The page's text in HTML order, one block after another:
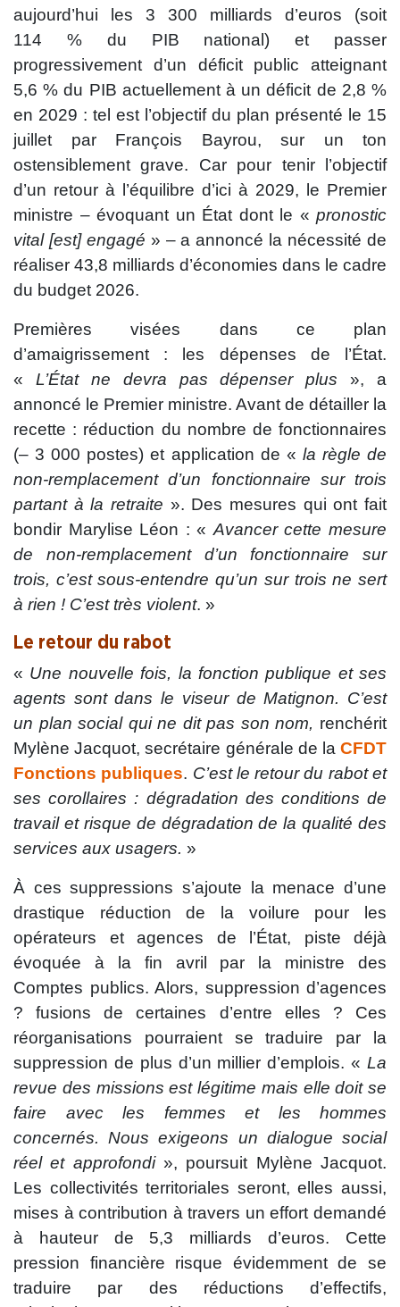
aujourd’hui les 3 300 milliards d’euros (soit
114 % du PIB national) et passer
progressivement d’un déficit public atteignant
5,6 % du PIB actuellement à un déficit de 2,8 %
en 2029 : tel est l’objectif du plan présenté le 15
juillet par François Bayrou, sur un ton
ostensiblement grave. Car pour tenir l’objectif
d’un retour à l’équilibre d’ici à 2029, le Premier
ministre – évoquant un État dont le « pronostic
vital [est] engagé » – a annoncé la nécessité de
réaliser 43,8 milliards d’économies dans le cadre
du budget 2026.
Premières visées dans ce plan
d’amaigrissement : les dépenses de l’État.
« L’État ne devra pas dépenser plus », a
annoncé le Premier ministre. Avant de détailler la
recette : réduction du nombre de fonctionnaires
(– 3 000 postes) et application de « la règle de
non-remplacement d’un fonctionnaire sur trois
partant à la retraite ». Des mesures qui ont fait
bondir Marylise Léon : « Avancer cette mesure
de non-remplacement d’un fonctionnaire sur
trois, c’est sous-entendre qu’un sur trois ne sert
à rien ! C’est très violent. »
Le retour du rabot
« Une nouvelle fois, la fonction publique et ses
agents sont dans le viseur de Matignon. C’est
un plan social qui ne dit pas son nom, renchérit
Mylène Jacquot, secrétaire générale de la CFDT
Fonctions publiques. C’est le retour du rabot et
ses corollaires : dégradation des conditions de
travail et risque de dégradation de la qualité des
services aux usagers. »
À ces suppressions s’ajoute la menace d’une
drastique réduction de la voilure pour les
opérateurs et agences de l’État, piste déjà
évoquée à la fin avril par la ministre des
Comptes publics. Alors, suppression d’agences
? fusions de certaines d’entre elles ? Ces
réorganisations pourraient se traduire par la
suppression de plus d’un millier d’emplois. « La
revue des missions est légitime mais elle doit se
faire avec les femmes et les hommes
concernés. Nous exigeons un dialogue social
réel et approfondi », poursuit Mylène Jacquot.
Les collectivités territoriales seront, elles aussi,
mises à contribution à travers un effort demandé
à hauteur de 5,3 milliards d’euros. Cette
pression financière risque évidemment de se
traduire par des réductions d’effectifs,